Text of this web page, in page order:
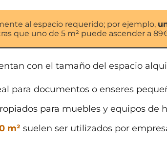
al espacio requerido; por ejemplo,
que uno de 5 m² puede ascender a
con el tamaño del espacio
para documentos o enseres
para muebles y equipos de
m² suelen ser utilizados por